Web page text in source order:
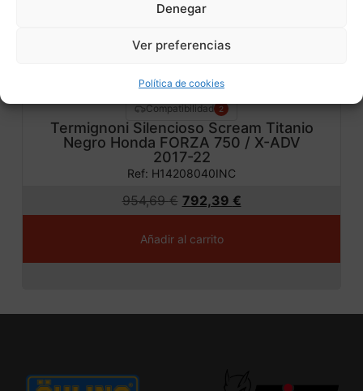
Denegar
Ver preferencias
Política de cookies
Compatibilidad 2
Termignoni Silencioso Scream Titanio
Negro Honda FORZA 750 / X-ADV
2017-22
Ref: H14208040INC
954,69€ 792,39 €
Añadir al carrito